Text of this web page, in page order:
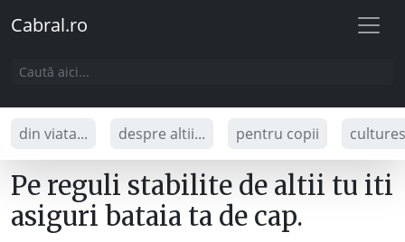
Cabral.ro
din viata... despre altii... pentru copii
Pe reguli stabilite de altii tu iti
asiguri bataia ta de cap.